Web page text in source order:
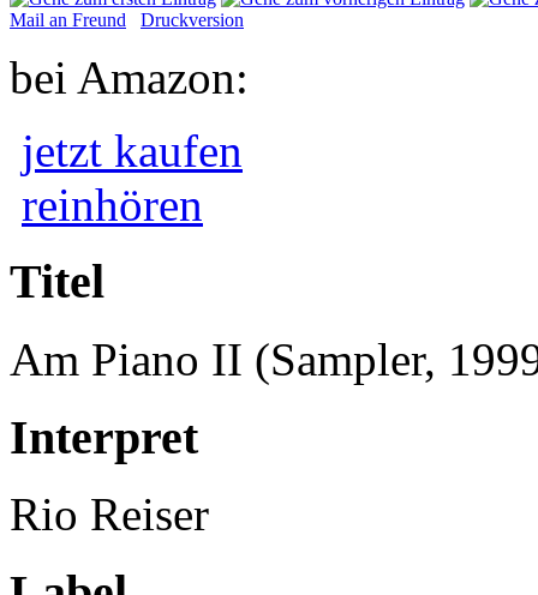
Mail an Freund Druckversion
bei Amazon:
jetzt kaufen
reinhören
Titel
Am Piano II (Sampler,
Interpret
Rio Reiser